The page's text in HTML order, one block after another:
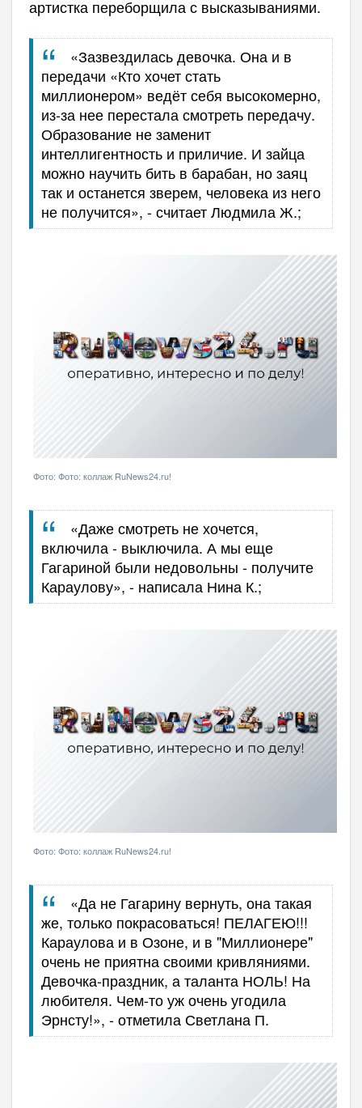
артистка переборщила с высказываниями.
«Зазвездилась девочка. Она и в
передачи «Кто хочет стать
миллионером» ведёт себя высокомерно,
из-за нее перестала смотреть передачу.
Образование не заменит
интеллигентность и приличие. И зайца
можно научить бить в барабан, но заяц
так и останется зверем, человека из него
не получится», - считает Людмила Ж.;
Фото: Фото: коллаж RuNews24.ru!
«Даже смотреть не хочется,
включила - выключила. А мы еще
Гагариной были недовольны - получите
Караулову», - написала Нина К.;
Фото: Фото: коллаж RuNews24.ru!
«Да не Гагарину вернуть, она такая
же, только покрасоваться! ПЕЛАГЕЮ!!!
Караулова и в Озоне, и в "Миллионере"
очень не приятна своими кривляниями.
Девочка-праздник, а таланта НОЛЬ! На
любителя. Чем-то уж очень угодила
Эрнсту!», - отметила Светлана П.